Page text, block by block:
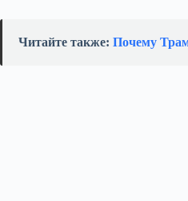
Читайте также: Почему